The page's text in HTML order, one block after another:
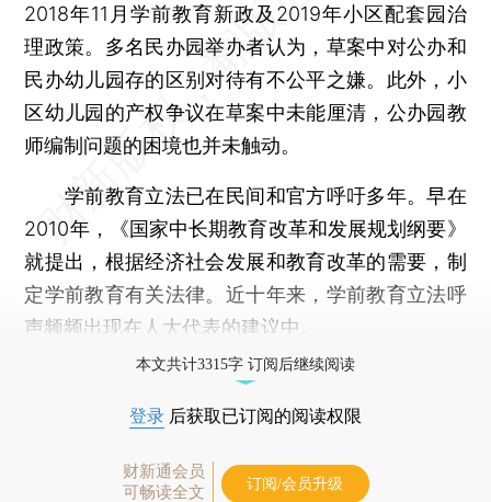
2018年11月学前教育新政及2019年小区配套园治
理政策。多名民办园举办者认为，草案中对公办和
民办幼儿园存的区别对待有不公平之嫌。此外，小
区幼儿园的产权争议在草案中未能厘清，公办园教
师编制问题的困境也并未触动。
学前教育立法已在民间和官方呼吁多年。早在
2010年，《国家中长期教育改革和发展规划纲要》
就提出，根据经济社会发展和教育改革的需要，制
定学前教育有关法律。近十年来，学前教育立法呼
声频频出现在人大代表的建议中。
本文共计3315字 订阅后继续阅读
登录 后获取已订阅的阅读权限
财新通会员
可畅读全文
订阅/会员升级